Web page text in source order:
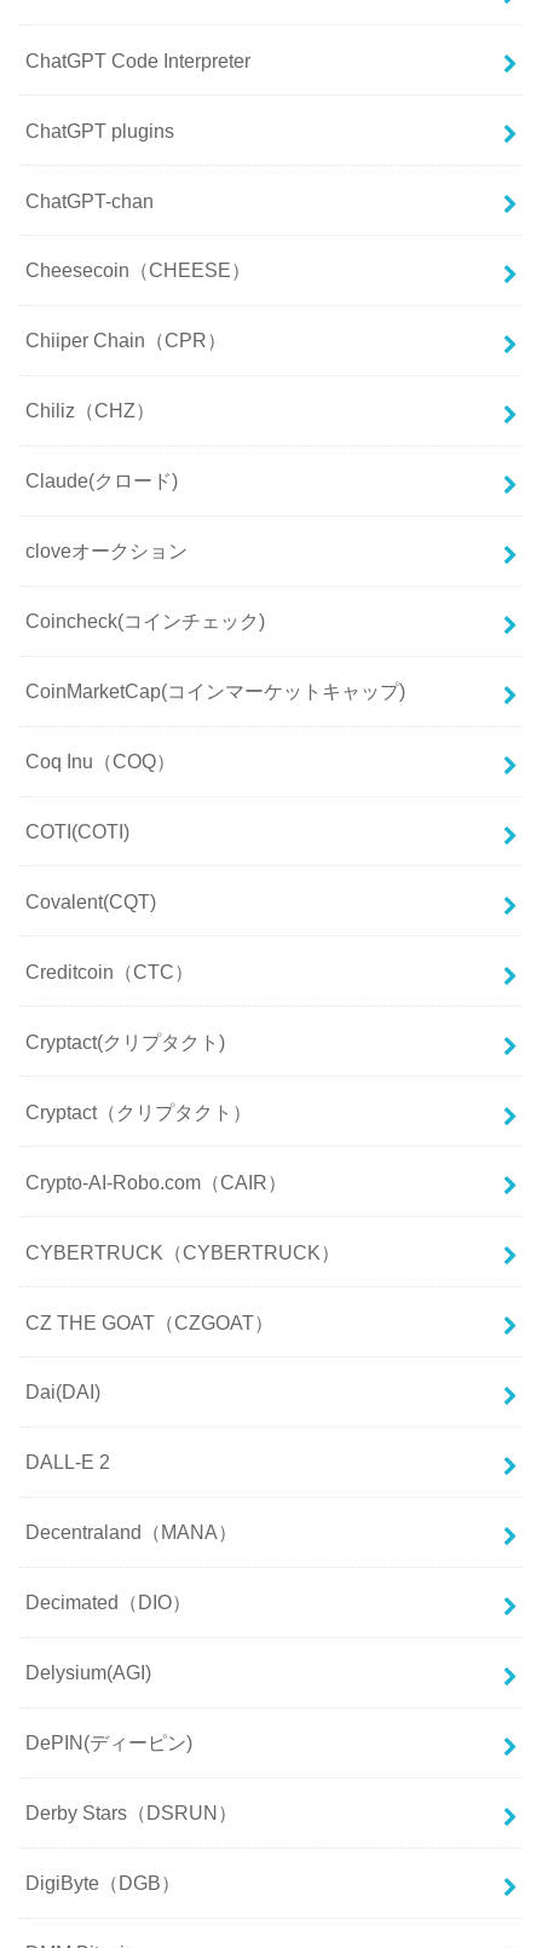
ChatGPT Code Interpreter
ChatGPT plugins
ChatGPT-chan
Cheesecoin（CHEESE）
Chiiper Chain（CPR）
Chiliz（CHZ）
Claude(クロード)
cloveオークション
Coincheck(コインチェック)
CoinMarketCap(コインマーケットキャップ)
Coq Inu（COQ）
COTI(COTI)
Covalent(CQT)
Creditcoin（CTC）
Cryptact(クリプタクト)
Cryptact（クリプタクト）
Crypto-AI-Robo.com（CAIR）
CYBERTRUCK（CYBERTRUCK）
CZ THE GOAT（CZGOAT）
Dai(DAI)
DALL-E 2
Decentraland（MANA）
Decimated（DIO）
Delysium(AGI)
DePIN(ディーピン)
Derby Stars（DSRUN）
DigiByte（DGB）